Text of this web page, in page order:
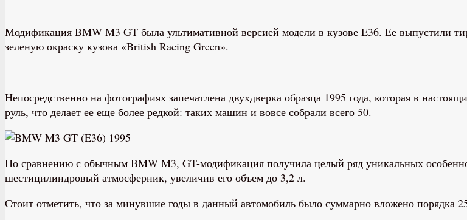
Модификация BMW M3 GT была ультимативной версией модели в кузове E36. Ее выпустили
зеленую окраску кузова «British Racing Green».
Непосредственно на фотографиях запечатлена двухдверка образца 1995 года, которая в
руль, что делает ее еще более редкой: таких машин и вовсе собрали всего 50.
По сравнению с обычным BMW M3, GT-модификация получила целый ряд уникальных
шестицилиндровый атмосферник, увеличив его объем до 3,2 л.
Стоит отметить, что за минувшие годы в данный автомобиль было суммарно вложено порядка